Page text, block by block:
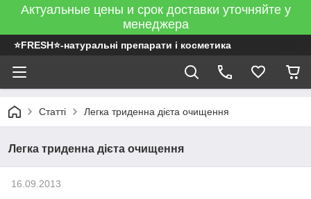
Актуальные цены и срок доставки уточняйте у
менеджера
⭐FRESH⭐-натуральні препарати і косметика
Статті Легка триденна дієта очищення
Легка триденна дієта очищення
16.09.2013